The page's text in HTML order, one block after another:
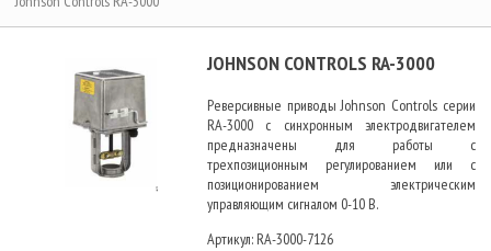
JOHNSON CONTROLS RA-3000
Реверсивные приводы Johnson Controls серии
RA-3000 с синхронным электродвигателем
предназначены для работы с
трехпозиционным регулированием или с
позиционированием электрическим
управляющим сигналом 0-10 В.
Артикул: RA-3000-7126